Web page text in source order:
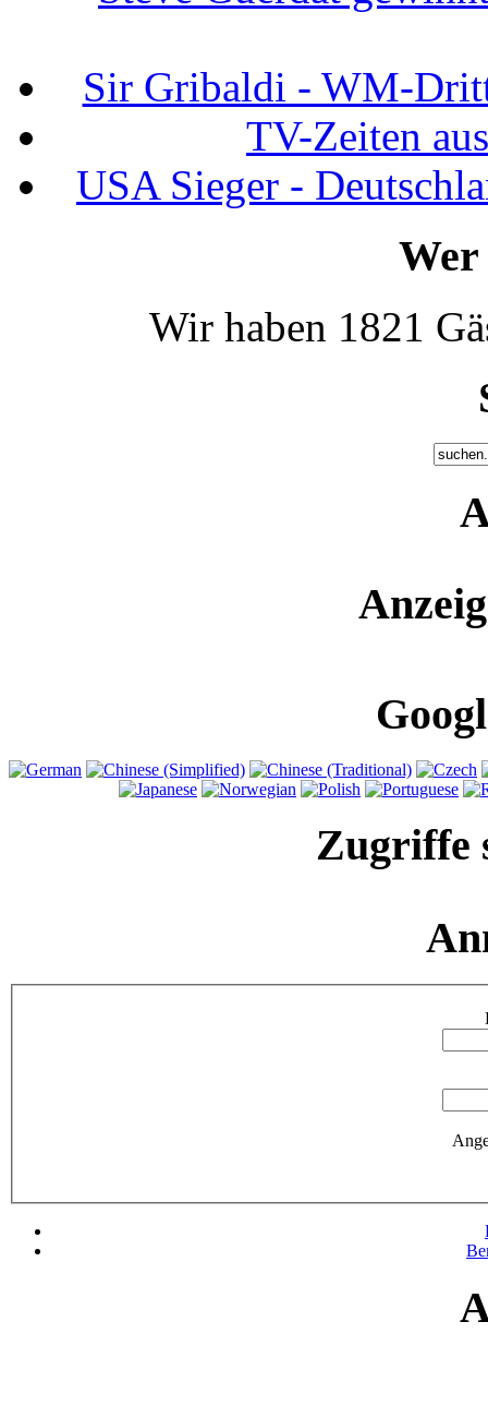
Sir Gribaldi - WM-
TV-Zeiten
USA Sieger -
Wir haben 1821
Zugriffe